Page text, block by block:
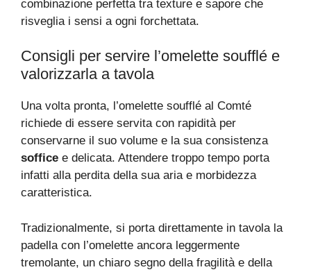
combinazione perfetta tra texture e sapore che
risveglia i sensi a ogni forchettata.
Consigli per servire l’omelette soufflé e
valorizzarla a tavola
Una volta pronta, l’omelette soufflé al Comté
richiede di essere servita con rapidità per
conservarne il suo volume e la sua consistenza
soffice e delicata. Attendere troppo tempo porta
infatti alla perdita della sua aria e morbidezza
caratteristica.
Tradizionalmente, si porta direttamente in tavola la
padella con l’omelette ancora leggermente
tremolante, un chiaro segno della fragilità e della